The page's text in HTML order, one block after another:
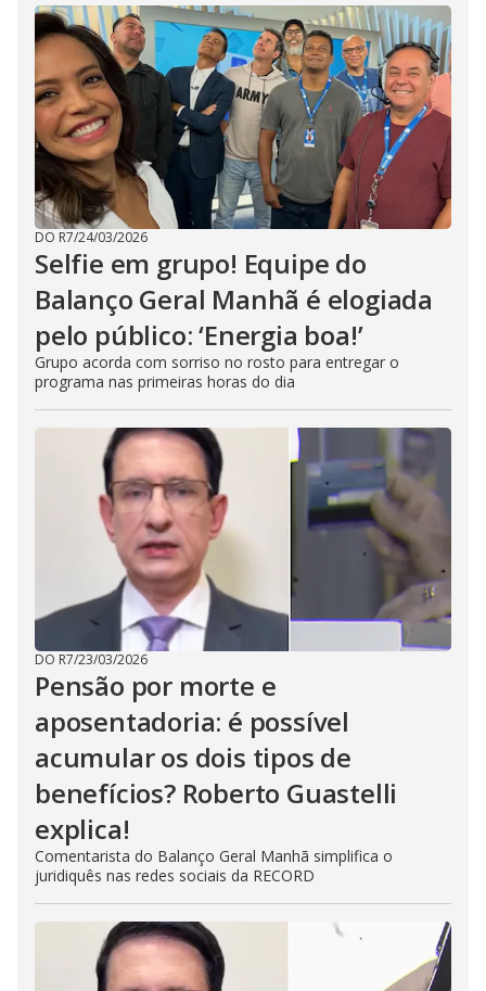
DO R7/24/03/2026
Selfie em grupo! Equipe do
Balanço Geral Manhã é elogiada
pelo público: ‘Energia boa!’
Grupo acorda com sorriso no rosto para entregar o
programa nas primeiras horas do dia
DO R7/23/03/2026
Pensão por morte e
aposentadoria: é possível
acumular os dois tipos de
benefícios? Roberto Guastelli
explica!
Comentarista do Balanço Geral Manhã simplifica o
juridiquês nas redes sociais da RECORD